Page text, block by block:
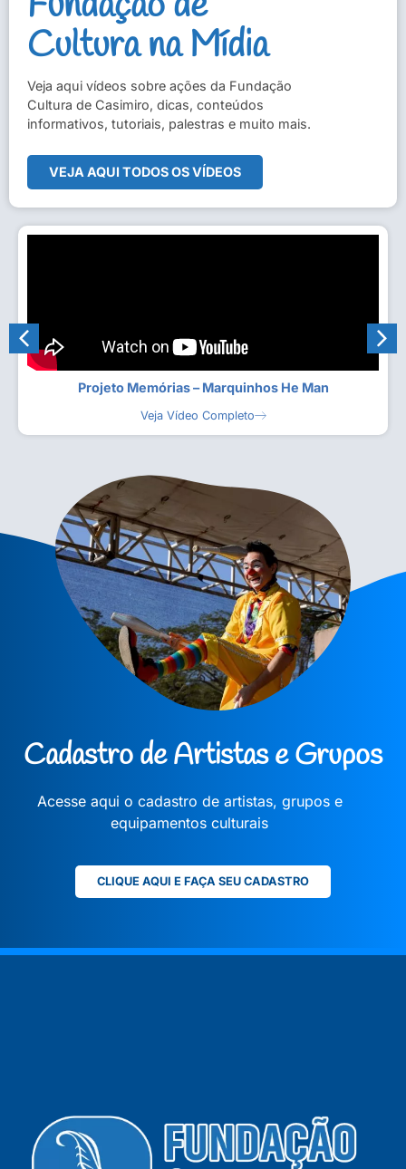
Cultura na Mídia
Veja aqui vídeos sobre ações da Fundação
Cultura de Casimiro, dicas, conteúdos
informativos, tutoriais, palestras e muito mais.
VEJA AQUI TODOS OS VÍDEOS
Projeto Memórias – Marquinhos He Man
Veja Vídeo Completo
Cadastro de Artistas e Grupos
Acesse aqui o cadastro de artistas, grupos e
equipamentos culturais
CLIQUE AQUI E FAÇA SEU CADASTRO